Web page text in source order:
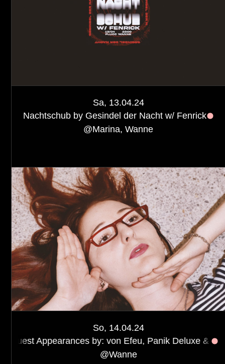
Sa, 13.04.24
Nachtschub by Gesindel der Nacht w/ Fenrick
@Marina, Wanne
So, 14.04.24
by: von Efeu, Panik Deluxe & Paul Buschnegg.
@Wanne